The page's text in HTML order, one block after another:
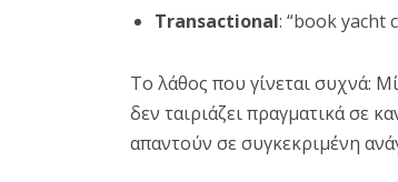
Transactional: “book yacht
Το λάθος που γίνεται συχνά:
δεν ταιριάζει πραγματικά σε
απαντούν σε συγκεκριμένη